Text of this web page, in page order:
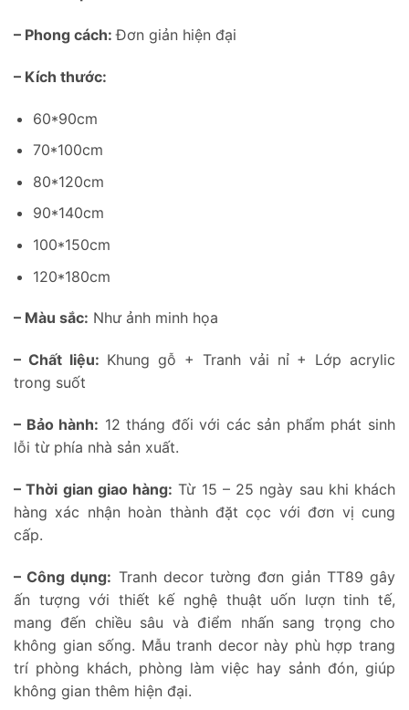
– Phong cách:Đơn giản hiện đại
– Kích thước:
60*90cm
70*100cm
80*120cm
90*140cm
100*150cm
120*180cm
– Màu sắc: Như ảnh minh họa
– Chất liệu: Khung gỗ + Tranh vải nỉ + Lớp acrylic
trong suốt
– Bảo hành: 12 tháng đối với các sản phẩm phát sinh
lỗi từ phía nhà sản xuất.
– Thời gian giao hàng: Từ 15 – 25 ngày sau khi khách
hàng xác nhận hoàn thành đặt cọc với đơn vị cung
cấp.
– Công dụng: Tranh decor tường đơn giản TT89 gây
ấn tượng với thiết kế nghệ thuật uốn lượn tinh tế,
mang đến chiều sâu và điểm nhấn sang trọng cho
không gian sống. Mẫu tranh decor này phù hợp trang
trí phòng khách, phòng làm việc hay sảnh đón, giúp
không gian thêm hiện đại.